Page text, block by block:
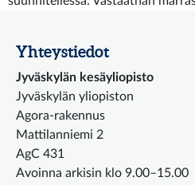
Yhteystiedot
Jyväskylän kesäyliopisto
Jyväskylän yliopiston
Agora-rakennus
Mattilanniemi 2
AgC 431
Avoinna arkisin klo 9.00–15.00